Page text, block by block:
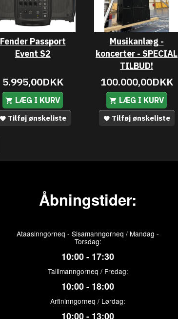
Fender Passport
Event S2
5.995,00DKK
LÆG I KURV
Tilføj ønskeliste
Musikanlæg -
koncerter - SPECIAL
TILBUD!
100.000,00DKK
LÆG I KURV
Tilføj ønskeliste
Åbningstider:
Ataasinngorneq - Sisamanngorneq / Mandag -
Torsdag:
10:00 - 17:30
Tallimanngorneq / Fredag:
10:00 - 18:00
Arfininngorneq / Lørdag:
10:00 - 13:00